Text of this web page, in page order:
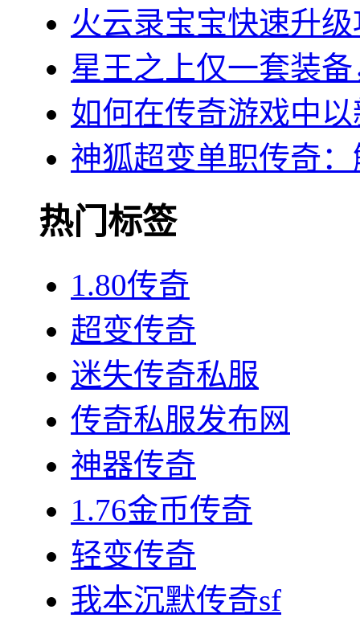
火云录宝宝快速升
星王之上仅一套装
如何在传奇游戏中
神狐超变单职传奇
热门标签
1.80传奇
超变传奇
迷失传奇私服
传奇私服发布网
神器传奇
1.76金币传奇
轻变传奇
我本沉默传奇sf